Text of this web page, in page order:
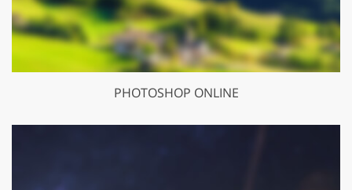
PHOTOSHOP ONLINE